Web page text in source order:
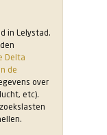
in Lelystad.
Delta
de
over
etc).